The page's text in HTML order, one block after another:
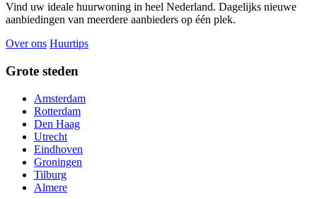
Vind uw ideale huurwoning in heel Nederland. Dagelijks nieuwe
aanbiedingen van meerdere aanbieders op één plek.
Over ons Huurtips
Grote steden
Amsterdam
Rotterdam
Den Haag
Utrecht
Eindhoven
Groningen
Tilburg
Almere